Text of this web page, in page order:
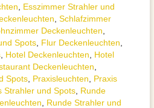
Esszimmer Strahler und
Schlafzimmer
Deckenleuchten
Spots Flur Deckenleuchten
Hotel Deckenleuchten
Hotel
Deckenleuchten
Spots Praxisleuchten
Praxis
Strahler und Spots Runde
Runde Strahler und